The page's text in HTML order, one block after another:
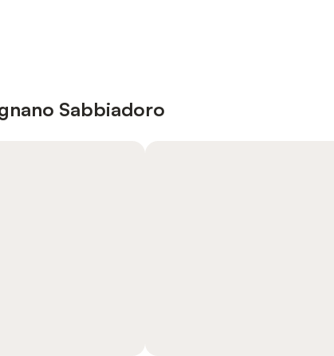
Sabbiadoro